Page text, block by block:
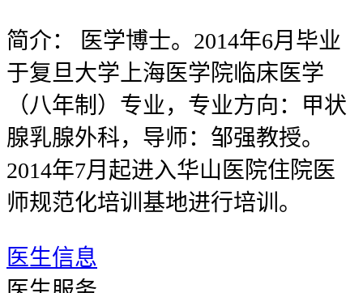
简介：
医学博士。2014年6月毕业
于复旦大学上海医学院临床医学
（八年制）专业，专业方向：甲状
腺乳腺外科，导师：邹强教授。
2014年7月起进入华山医院住院医
师规范化培训基地进行培训。
医生信息